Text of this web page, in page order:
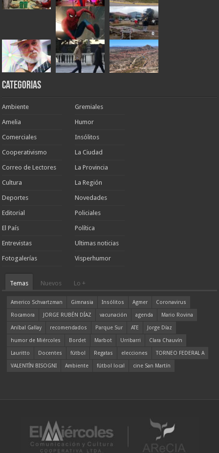
Categorias
Ambiente
Amelia
Comerciales
Cooperativismo
Correo de Lectores
Cultura
Deportes
Editorial
El País
Entrevistas
Fotogalerías
Gremiales
Humor
Insólitos
La Ciudad
La Provincia
La Región
Novedades
Policiales
Política
Ultimas noticias
Visperhumor
Temas Nuevos Lo +
Americo Schvartzman Gimnasia Insólitos Agmer
Coronavirus
Rocamora
JORGE RUBÉN DÍAZ vacunación agenda
Mario Rovina
Aníbal Gallay
recomendados Parque Sur ATE
Jorge Díaz
humor de Miércoles
Bordet Marbot Urribarri
Clara Chauvín
Lauritto
Docentes fútbol Regatas elecciones
TORNEO FEDERAL A
VALENTÍN BISOGNI
Ambiente fútbol local cine San Martín